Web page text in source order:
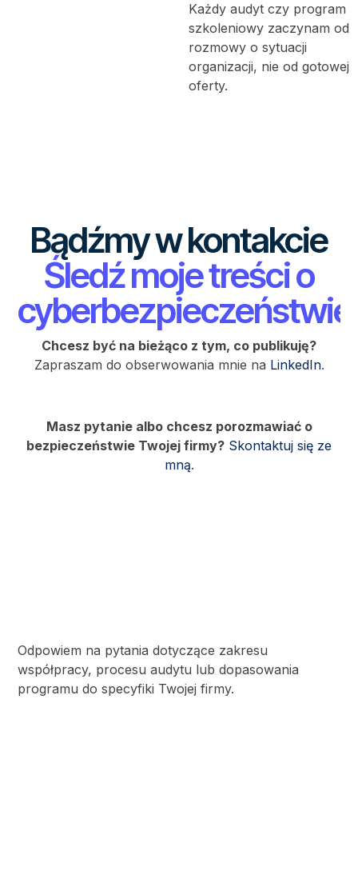
Każdy audyt czy program
szkoleniowy zaczynam od
rozmowy o sytuacji
organizacji, nie od gotowej
oferty.
Bądźmy w kontakcie
Śledź moje treści o
cyberbezpieczeństwie
Chcesz być na bieżąco z tym, co publikuję?
Zapraszam do obserwowania mnie na LinkedIn.
Masz pytanie albo chcesz porozmawiać o
bezpieczeństwie Twojej firmy? Skontaktuj się ze
mną.
Odpowiem na pytania dotyczące zakresu
współpracy, procesu audytu lub dopasowania
programu do specyfiki Twojej firmy.